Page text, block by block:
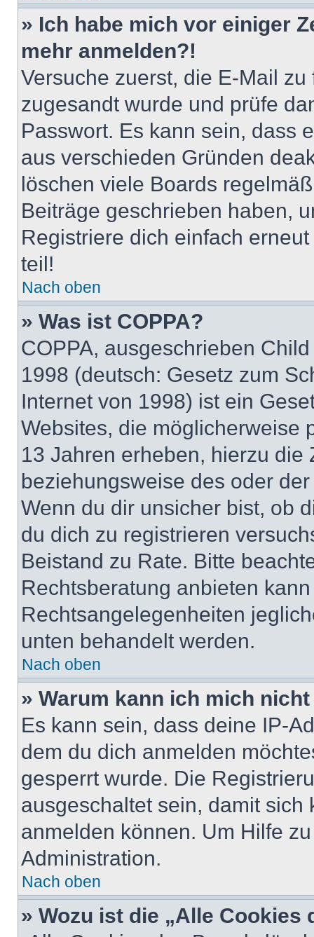
» Ich habe mich vor einiger
mehr anmelden?!
Versuche zuerst, die E-Mail
zugesandt wurde und prüfe
Passwort. Es kann sein, dass
aus verschieden Gründen
löschen viele Boards
Beiträge geschrieben haben,
Registriere dich einfach
teil!
Nach oben
» Was ist COPPA?
COPPA, ausgeschrieben
1998 (deutsch: Gesetz zum
Internet von 1998) ist ein
Websites, die möglicherweise
13 Jahren erheben, hierzu die
beziehungsweise des oder
Wenn du dir unsicher bist, ob
du dich zu registrieren
Beistand zu Rate. Bitte
Rechtsberatung anbieten
Rechtsangelegenheiten
unten behandelt werden.
Nach oben
» Warum kann ich mich
Es kann sein, dass deine IP-
dem du dich anmelden
gesperrt wurde. Die
ausgeschaltet sein, damit
anmelden können. Um Hilfe
Administration.
Nach oben
» Wozu ist die „Alle